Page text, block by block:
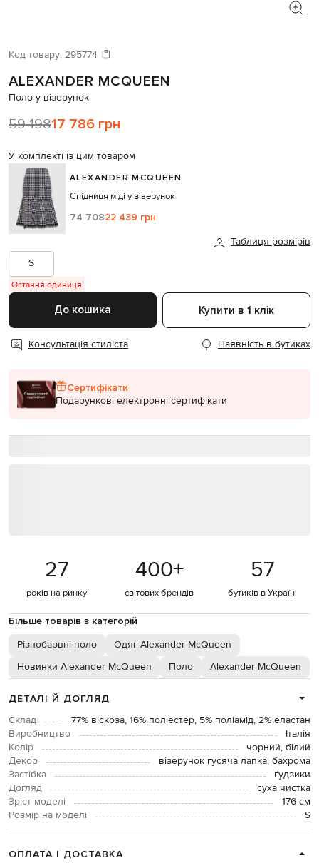
Код товару: 295774
ALEXANDER MCQUEEN
Поло у візерунок
59 19817 786 грн
У комплекті із цим товаром
ALEXANDER MCQUEEN
Спідниця міді у візерунок
74 70822 439 грн
Таблиця розмірів
S
Остання одиниця
До кошика Купити в 1 клік
Консультація стиліста Наявність в бутиках
Сертифікати
Подарункові електронні сертифікати
27
років на ринку
400+
світових брендів
57
бутиків в Україні
Більше товарів з категорій
Різнобарвні поло
Одяг Alexander McQueen
Новинки Alexander McQueen
Поло Alexander McQueen
ДЕТАЛІ Й ДОГЛЯД
Склад
77% віскоза, 16% поліестер, 5% поліамід, 2% еластан
Виробництво
Італія
Колір
чорний, білий
Декор
візерунок гусяча лапка, бахрома
Застібка
ґудзики
Догляд
суха чистка
Зріст моделі
176 см
Розмір на моделі
S
ОПЛАТА І ДОСТАВКА